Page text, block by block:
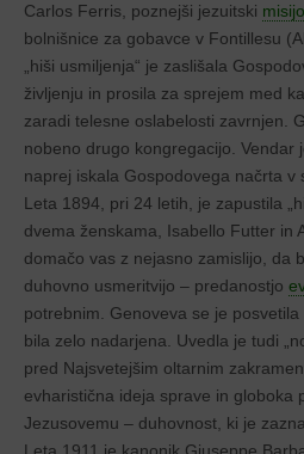
Carlos Ferris, poznejši jezuitski
bolnišnice za gobavce v Fontillesu
„hiši usmiljenja“ je zaslišala
življenju in prosila za sprejem med
zaradi telesne oslabelosti zavrnjen.
nobeno drugo kongregacijo. Vendar
naprej iskala Gospodovega načrta v
Leta 1894, pri 24 letih, je zapustila
dvema ženskama, Isabello Futter in
domačo vas z nejasno zamislijo, da
duhovno usmeritvijo – predanostjo
potrebnim. Genoveva se je
bila zelo nadarjena. Uvedla je tudi
pred Najsvetejšim oltarnim
evharistična ideja sprave in globoka
Jezusovemu – duhovnost, ki je